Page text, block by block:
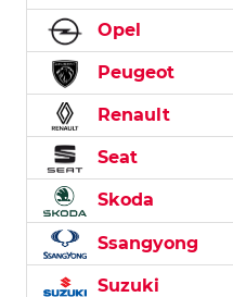
Opel
Peugeot
Renault
Seat
Skoda
Ssangyong
Suzuki